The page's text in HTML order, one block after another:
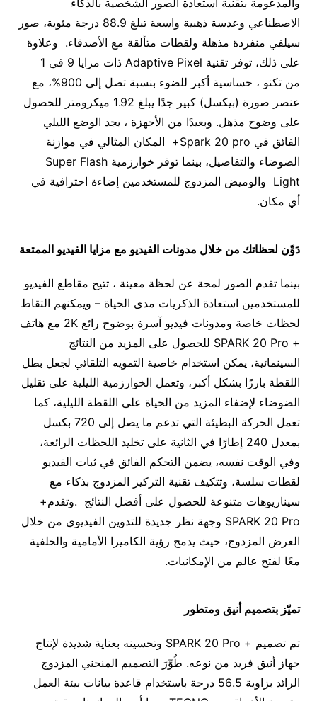
والمدعومة بتقنية استعادة الصور الشخصية بالذكاء
الاصطناعي وعدسة ذهبية واسعة تبلغ 88.9 درجة مئوية، صور
سيلفي منفردة مذهلة ولقطات متألقة مع الأصدقاء. وعلاوة
على ذلك، توفر تقنية Adaptive Pixel ذات مزايا 9 في 1
من تكنو ، حساسية أكبر للضوء بنسبة تصل إلى 900%، مع
عنصر صورة (بيكسل) كبير جدًا يبلغ 1.92 ميكرومتر للحصول
على وضوح مذهل. وبعيدًا من الأجهزة ، يجد الوضع الليلي
الفائق في Spark 20 pro+ المكان المثالي في موازنة
الضوضاء والتفاصيل، بينما توفر خوارزمية Super Flash
Light والوميض المزدوج للمستخدمين إضاءة احترافية في
أي مكان.
دَوِّن لحظاتك من خلال مدونات الفيديو مع مزايا الفيديو الممتعة
بينما تقدم الصور لمحة عن لحظة معينة ، تتيح مقاطع الفيديو
للمستخدمين استعادة الذكريات مدى الحياة – ويمكنهم التقاط
لحظات خاصة ومدونات فيديو آسرة بوضوح رائع 2K مع هاتف
+ SPARK 20 Pro للحصول على المزيد من النتائج
السينمائية، يمكن استخدام خاصية التمويه التلقائي لجعل بطل
اللقطة بارزًا بشكل أكبر، وتعمل الخوارزمية الليلية على تقليل
الضوضاء لإضفاء المزيد من الحياة على اللقطة الليلية، كما
تعمل الحركة البطيئة التي تدعم ما يصل إلى 720 بكسل
بمعدل 240 إطارًا في الثانية على تخليد اللحظات الرائعة،
وفي الوقت نفسه، يضمن التحكم الفائق في ثبات الفيديو
لقطات سلسة، وتتكيف تقنية التركيز المزدوج بذكاء مع
سيناريوهات متنوعة للحصول على أفضل النتائج .وتقدم+
SPARK 20 Pro وجهة نظر جديدة للتدوين الفيديوي من خلال
العرض المزدوج، حيث يدمج رؤية الكاميرا الأمامية والخلفية
معًا لفتح عالم من الإمكانيات.
تميّز بتصميم أنيق ومتطور
تم تصميم + SPARK 20 Pro وتحسينه بعناية شديدة لإنتاج
جهاز أنيق فريد من نوعه. طُوِّرَ التصميم المنحني المزدوج
الرائد بزاوية 56.5 درجة باستخدام قاعدة بيانات بيئة العمل